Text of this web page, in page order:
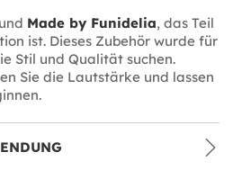
und Made by Funidelia, das Teil
ist. Dieses Zubehör wurde für
Stil und Qualität suchen.
Sie die Lautstärke und lassen